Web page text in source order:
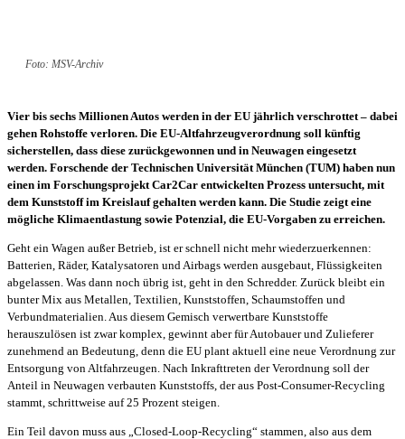
Foto: MSV-Archiv
Vier bis sechs Millionen Autos werden in der EU jährlich verschrottet – dabei
gehen Rohstoffe verloren. Die EU-Altfahrzeugverordnung soll künftig
sicherstellen, dass diese zurückgewonnen und in Neuwagen eingesetzt
werden. Forschende der Technischen Universität München (TUM) haben nun
einen im Forschungsprojekt Car2Car entwickelten Prozess untersucht, mit
dem Kunststoff im Kreislauf gehalten werden kann. Die Studie zeigt eine
mögliche Klimaentlastung sowie Potenzial, die EU-Vorgaben zu erreichen.
Geht ein Wagen außer Betrieb, ist er schnell nicht mehr wiederzuerkennen:
Batterien, Räder, Katalysatoren und Airbags werden ausgebaut, Flüssigkeiten
abgelassen. Was dann noch übrig ist, geht in den Schredder. Zurück bleibt ein
bunter Mix aus Metallen, Textilien, Kunststoffen, Schaumstoffen und
Verbundmaterialien. Aus diesem Gemisch verwertbare Kunststoffe
herauszulösen ist zwar komplex, gewinnt aber für Autobauer und Zulieferer
zunehmend an Bedeutung, denn die EU plant aktuell eine neue Verordnung zur
Entsorgung von Altfahrzeugen. Nach Inkrafttreten der Verordnung soll der
Anteil in Neuwagen verbauten Kunststoffs, der aus Post-Consumer-Recycling
stammt, schrittweise auf 25 Prozent steigen.
Ein Teil davon muss aus „Closed-Loop-Recycling“ stammen, also aus dem